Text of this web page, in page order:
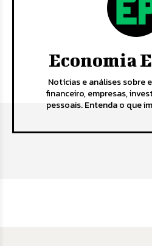
Economia
Notícias e análises sobre
financeiro, empresas,
pessoais. Entenda o que